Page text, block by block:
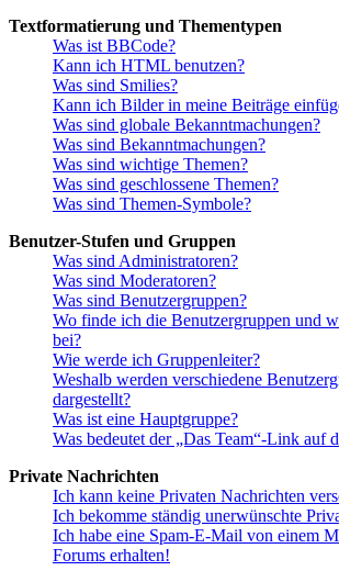
Textformatierung und Thementypen
Was ist BBCode?
Kann ich HTML benutzen?
Was sind Smilies?
Kann ich Bilder in meine Beiträge
Was sind globale Bekanntmachungen?
Was sind Bekanntmachungen?
Was sind wichtige Themen?
Was sind geschlossene Themen?
Was sind Themen-Symbole?
Benutzer-Stufen und Gruppen
Was sind Administratoren?
Was sind Moderatoren?
Was sind Benutzergruppen?
Wo finde ich die Benutzergruppen und
bei?
Wie werde ich Gruppenleiter?
Weshalb werden verschiedene
dargestellt?
Was ist eine Hauptgruppe?
Was bedeutet der „Das Team“-Link auf
Private Nachrichten
Ich kann keine Privaten Nachrichten
Ich bekomme ständig unerwünschte
Ich habe eine Spam-E-Mail von einem
Forums erhalten!